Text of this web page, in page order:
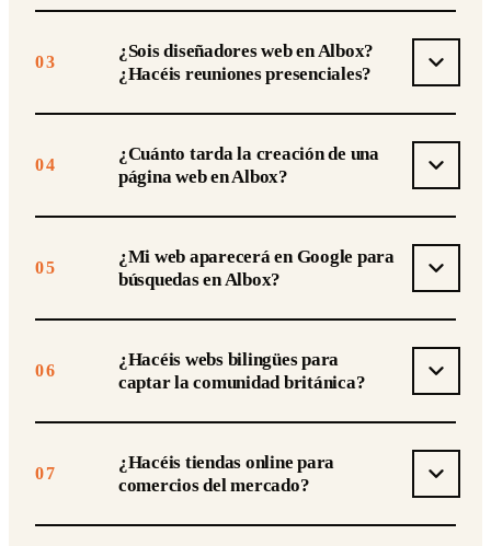
03
¿Sois diseñadores web en Albox?
¿Hacéis reuniones presenciales?
04
¿Cuánto tarda la creación de una
página web en Albox?
05
¿Mi web aparecerá en Google para
búsquedas en Albox?
06
¿Hacéis webs bilingües para
captar la comunidad británica?
07
¿Hacéis tiendas online para
comercios del mercado?